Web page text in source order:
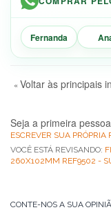
Fernanda
« Voltar às principais
Seja a primeira
ESCREVER SUA PRÓPRIA
VOCÊ ESTÁ REVISANDO:
260X102MM REF9502 -
CONTE-NOS A SUA